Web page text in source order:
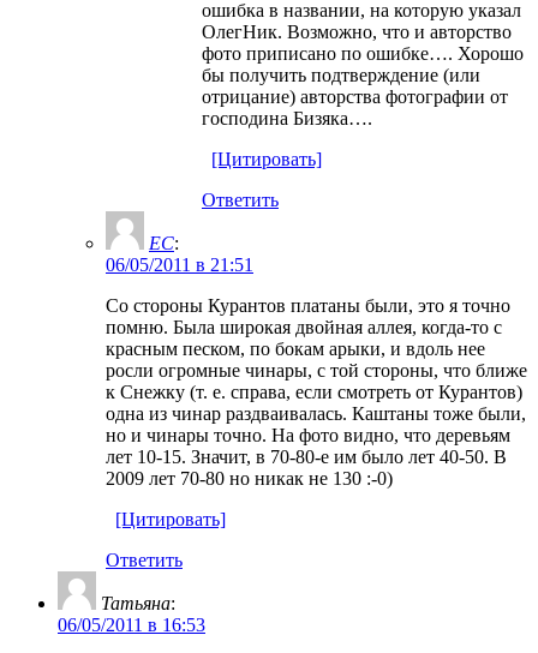
ошибка в названии, на которую указал
ОлегНик. Возможно, что и авторство
фото приписано по ошибке…. Хорошо
бы получить подтверждение (или
отрицание) авторства фотографии от
господина Бизяка….
[Цитировать]
Ответить
ЕС:
06/05/2011 в 21:51
Со стороны Курантов платаны были, это я точно
помню. Была широкая двойная аллея, когда-то с
красным песком, по бокам арыки, и вдоль нее
росли огромные чинары, с той стороны, что ближе
к Снежку (т. е. справа, если смотреть от Курантов)
одна из чинар раздваивалась. Каштаны тоже были,
но и чинары точно. На фото видно, что деревьям
лет 10-15. Значит, в 70-80-е им было лет 40-50. В
2009 лет 70-80 но никак не 130 :-0)
[Цитировать]
Ответить
Татьяна:
06/05/2011 в 16:53